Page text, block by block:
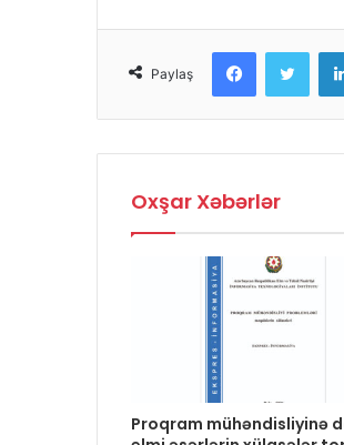
Paylaş
Oxşar Xəbərlər
Proqram mühəndisliyinə